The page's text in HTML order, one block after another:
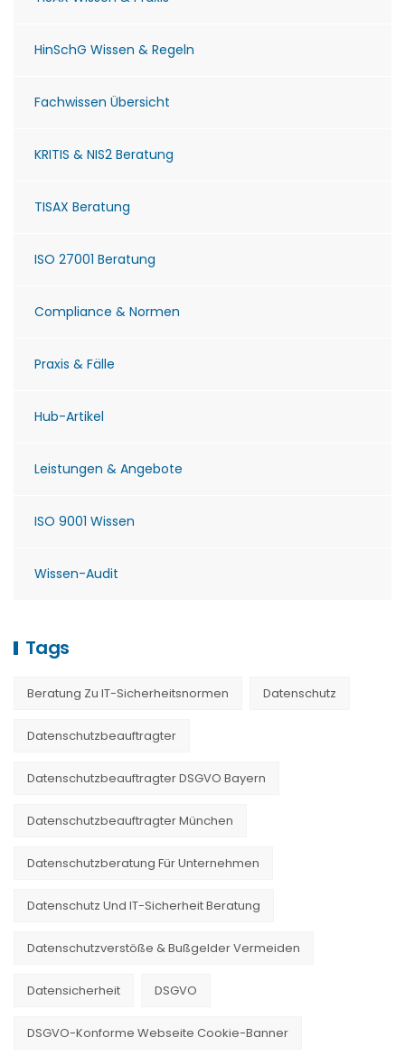
HinSchG Wissen & Regeln
Fachwissen Übersicht
KRITIS & NIS2 Beratung
TISAX Beratung
ISO 27001 Beratung
Compliance & Normen
Praxis & Fälle
Hub-Artikel
Leistungen & Angebote
ISO 9001 Wissen
Wissen-Audit
Tags
Beratung Zu IT-Sicherheitsnormen Datenschutz
Datenschutzbeauftragter
Datenschutzbeauftragter DSGVO Bayern
Datenschutzbeauftragter München
Datenschutzberatung Für Unternehmen
Datenschutz Und IT-Sicherheit Beratung
Datenschutzverstöße & Bußgelder Vermeiden
Datensicherheit DSGVO
DSGVO-Konforme Webseite Cookie-Banner